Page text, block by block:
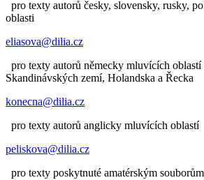
pro texty autorů česky, slovensky, rusky,
oblasti
eliasova@dilia.cz
pro texty autorů německy mluvících oblastí
Skandinávských zemí, Holandska a Řecka
konecna@dilia.cz
pro texty autorů anglicky mluvících oblastí
peliskova@dilia.cz
pro texty poskytnuté amatérským souborům